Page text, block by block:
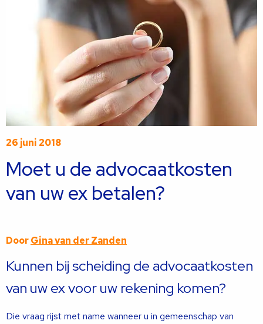
26 juni 2018
Moet u de advocaatkosten
van uw ex betalen?
DoorGina van der Zanden
Kunnen bij scheiding de advocaatkosten
van uw ex voor uw rekening komen?
Die vraag rijst met name wanneer u in gemeenschap van